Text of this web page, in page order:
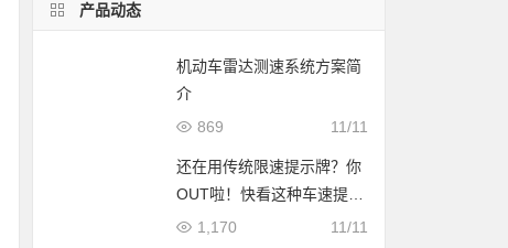
产品动态
机动车雷达测速系统方案简
介
11/11
869
还在用传统限速提示牌？你
OUT啦！快看这种车速提示
屏
11/11
1,170